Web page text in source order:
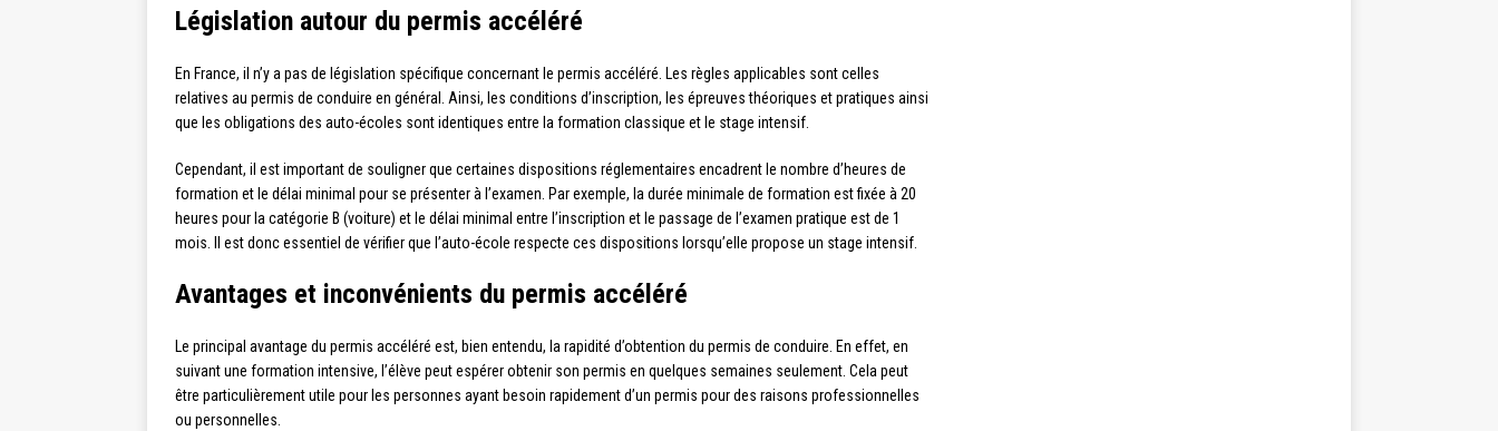
Législation autour du permis accéléré
En France, il n’y a pas de législation spécifique concernant le permis accéléré. Les règles applicables sont celles
relatives au permis de conduire en général. Ainsi, les conditions d’inscription, les épreuves théoriques et pratiques ainsi
que les obligations des auto-écoles sont identiques entre la formation classique et le stage intensif.
Cependant, il est important de souligner que certaines dispositions réglementaires encadrent le nombre d’heures de
formation et le délai minimal pour se présenter à l’examen. Par exemple, la durée minimale de formation est fixée à 20
heures pour la catégorie B (voiture) et le délai minimal entre l’inscription et le passage de l’examen pratique est de 1
mois. Il est donc essentiel de vérifier que l’auto-école respecte ces dispositions lorsqu’elle propose un stage intensif.
Avantages et inconvénients du permis accéléré
Le principal avantage du permis accéléré est, bien entendu, la rapidité d’obtention du permis de conduire. En effet, en
suivant une formation intensive, l’élève peut espérer obtenir son permis en quelques semaines seulement. Cela peut
être particulièrement utile pour les personnes ayant besoin rapidement d’un permis pour des raisons professionnelles
ou personnelles.